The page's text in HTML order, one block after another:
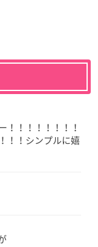
！！！！！！！！
！！シンプルに嬉